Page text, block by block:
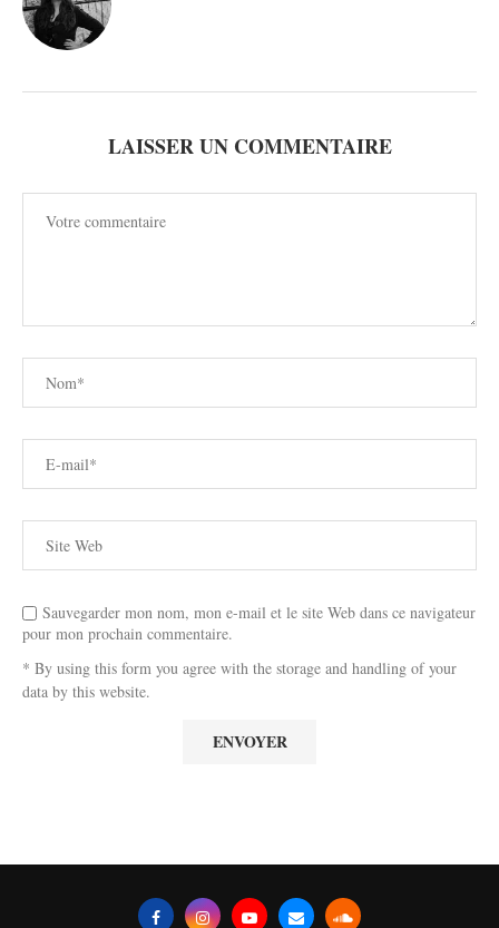
LAISSER UN COMMENTAIRE
Sauvegarder mon nom, mon e-mail et le site Web dans ce navigateur
pour mon prochain commentaire.
* By using this form you agree with the storage and handling of your
data by this website.